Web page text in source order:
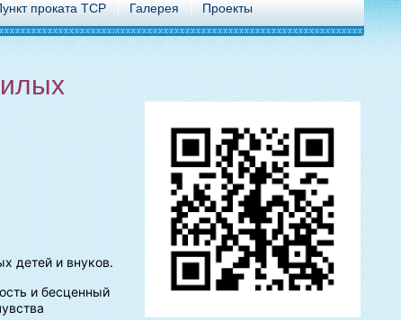
проката ТСР Галерея Проекты
детей и внуков.
и бесценный